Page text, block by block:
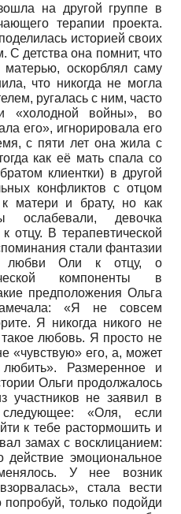
на другой группе в
терапии проекта.
историей своих
С детства она помнит, что
оскорблял саму
что никогда не могла
ругалась с ним, часто
«холодной войны», во
его», игнорировала его
с пяти лет она жила с
как её мать спала со
клиентки) в другой
конфликтов с отцом
матери и брату, но как
ослабевали, девочка
отцу. В терапевтической
стали фантазии
любви Оли к отцу, о
компоненты в
предположения Ольга
«Я не совсем
Я никогда никого не
любовь. Я просто не
«чувствую» его, а, может
Размеренное и
Ольги продолжалось
участников не заявил в
«Оля, если
к тебе растормошить и
замах с восклицанием:
действие эмоциональное
У нее возник
стала вести
попробуй, только подойди